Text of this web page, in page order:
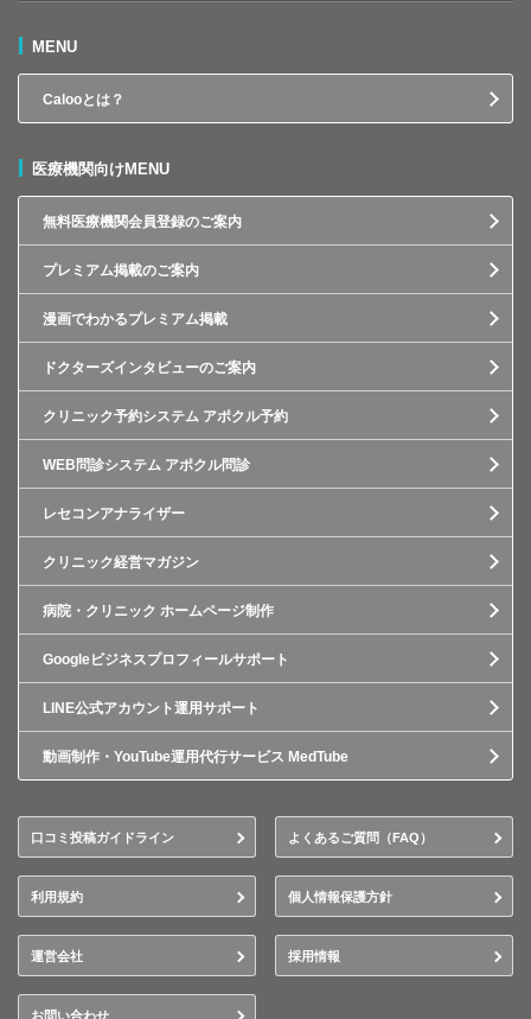
MENU
Calooとは？
医療機関向けMENU
無料医療機関会員登録のご案内
プレミアム掲載のご案内
漫画でわかるプレミアム掲載
ドクターズインタビューのご案内
クリニック予約システム アポクル予約
WEB問診システム アポクル問診
レセコンアナライザー
クリニック経営マガジン
病院・クリニック ホームページ制作
Googleビジネスプロフィールサポート
LINE公式アカウント運用サポート
動画制作・YouTube運用代行サービス MedTube
口コミ投稿ガイドライン よくあるご質問（FAQ）
利用規約 個人情報保護方針
運営会社 採用情報
お問い合わせ